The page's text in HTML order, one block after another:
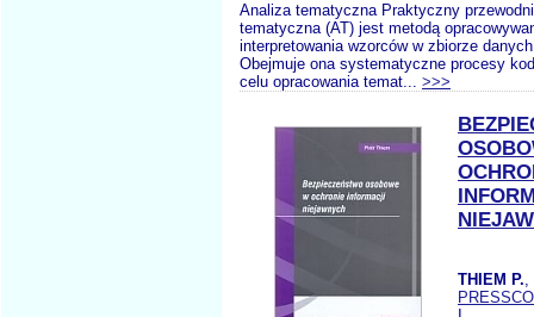
Analiza tematyczna Praktyczny
tematyczna (AT) jest metodą
interpretowania wzorców w zbiorze
Obejmuje ona systematyczne procesy
celu opracowania temat... >>>
THIEM P.,